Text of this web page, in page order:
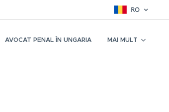
RO
AVOCAT PENAL ÎN UNGARIA MAI MULT